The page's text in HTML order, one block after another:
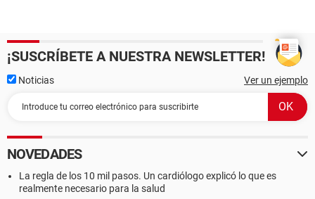
¡SUSCRÍBETE A NUESTRA NEWSLETTER!
Noticias Ver un ejemplo
NOVEDADES
La regla de los 10 mil pasos. Un cardiólogo explicó lo que es
realmente necesario para la salud